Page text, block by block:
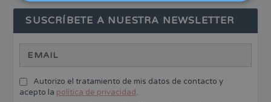
SUSCRÍBETE A NUESTRA NEWSLETTER
Autorizo el tratamiento de mis datos de contacto y
acepto la política de privacidad.